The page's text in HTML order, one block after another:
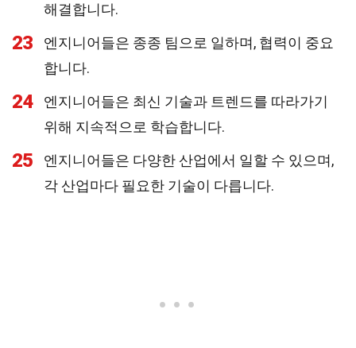
해결합니다.
23
엔지니어들은 종종 팀으로 일하며, 협력이 중요
합니다.
24
엔지니어들은 최신 기술과 트렌드를 따라가기
위해 지속적으로 학습합니다.
25
엔지니어들은 다양한 산업에서 일할 수 있으며,
각 산업마다 필요한 기술이 다릅니다.